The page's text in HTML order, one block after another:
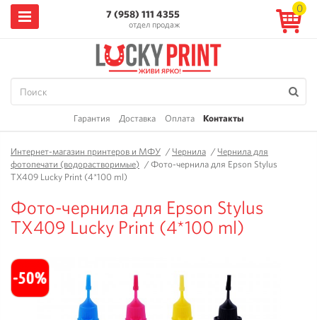
7 (958) 111 4355
отдел продаж
0
Гарантия Доставка Оплата Контакты
Интернет-магазин принтеров и МФУ /Чернила /Чернила для
фотопечати (водорастворимые) /Фото-чернила для Epson Stylus
TX409 Lucky Print (4*100 ml)
Фото-чернила для Epson Stylus
TX409 Lucky Print (4*100 ml)